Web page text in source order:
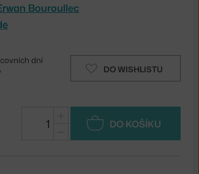
Bouroullec
DO WISHLISTU
dní
DO KOŠÍKU